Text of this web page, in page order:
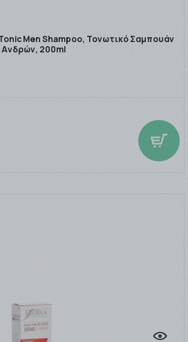
Men Shampoo, Τονωτικό Σαμπουάν
Ανδρών, 200ml